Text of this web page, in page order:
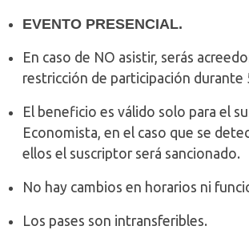
EVENTO PRESENCIAL.
En caso de NO asistir, serás
restricción de participación durante
El beneficio es válido solo para el
Economista, en el caso que se
ellos el suscriptor será sancionado.
No hay cambios en horarios ni
Los pases son intransferibles.